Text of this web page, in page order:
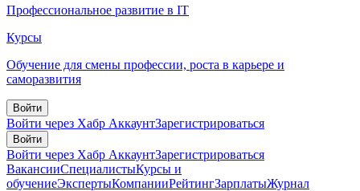
Профессиональное развитие в IT
Курсы
Обучение для смены профессии, роста в карьере и
саморазвития
Войти
Войти через Хабр АккаунтЗарегистрироваться
Войти
Войти через Хабр АккаунтЗарегистрироваться
ВакансииСпециалистыКурсы и
обучениеЭкспертыКомпанииРейтингЗарплатыЖурнал